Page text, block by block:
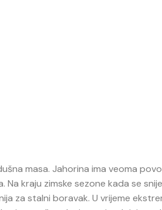
masa. Jahorina ima veoma
kraju zimske sezone kada se
za stalni boravak. U vrijeme